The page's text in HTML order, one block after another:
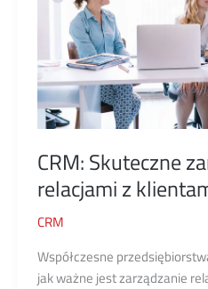
CRM: Skuteczne
relacjami z
CRM
Współczesne
jak ważne jest zarządzanie